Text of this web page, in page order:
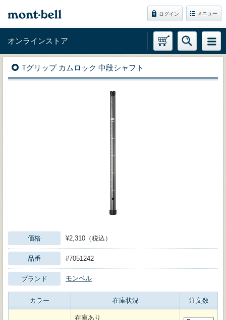
ログイン メニュー
オンラインストア
Tグリップ カムロック 中段シャフト
価格 ¥2,310（税込）
品番 #7051242
ブランド モンベル
カラー 在庫状況 注文数
在庫あり